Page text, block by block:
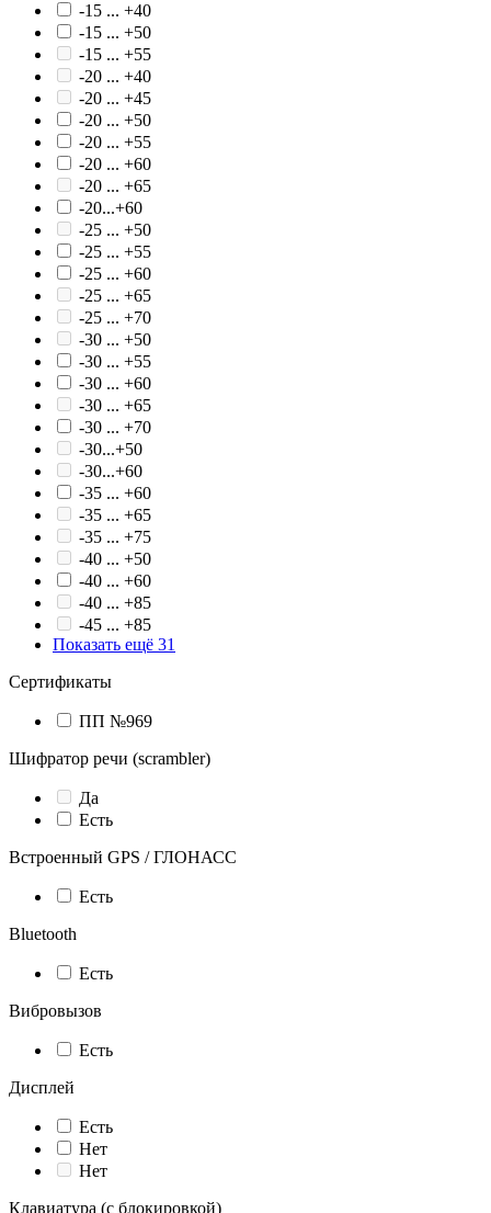
-15 ... +40
-15 ... +50
-15 ... +55
-20 ... +40
-20 ... +45
-20 ... +50
-20 ... +55
-20 ... +60
-20 ... +65
-20...+60
-25 ... +50
-25 ... +55
-25 ... +60
-25 ... +65
-25 ... +70
-30 ... +50
-30 ... +55
-30 ... +60
-30 ... +65
-30 ... +70
-30...+50
-30...+60
-35 ... +60
-35 ... +65
-35 ... +75
-40 ... +50
-40 ... +60
-40 ... +85
-45 ... +85
Показать ещё 31
Сертификаты
ПП №969
Шифратор речи (scrambler)
Да
Есть
Встроенный GPS / ГЛОНАСС
Есть
Bluetooth
Есть
Вибровызов
Есть
Дисплей
Есть
Нет
Нет
Клавиатура (с блокировкой)